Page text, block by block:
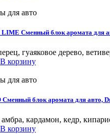
для авто
Сменный блок аромата для
гуаяковое дерево,
В корзину
для авто
блок аромата для авто,
кардамон, кедр,
В корзину